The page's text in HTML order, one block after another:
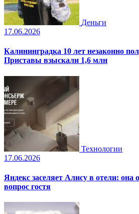
Деньги
17.06.2026
Калининградка 10 лет незаконно
Приставы взыскали 1,6 млн
Технологии
17.06.2026
Яндекс заселяет Алису в отели: она
вопрос гостя